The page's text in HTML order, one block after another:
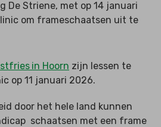
De Striene, met op 14 januari
om frameschaatsen uit te
in Hoorn zijn lessen te
op 11 januari 2026.
door het hele land kunnen
schaatsen met een frame